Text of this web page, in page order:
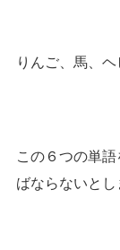
りんご、馬、
この６つの単
ばならないとし